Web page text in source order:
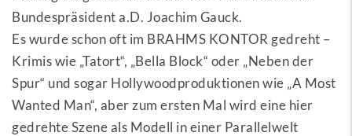
Bundespräsident a.D. Joachim Gauck.
Es wurde schon oft im BRAHMS KONTOR gedreht –
Krimis wie „Tatort“, „Bella Block“ oder „Neben der
Spur“ und sogar Hollywoodproduktionen wie „A Most
Wanted Man“, aber zum ersten Mal wird eine hier
gedrehte Szene als Modell in einer Parallelwelt